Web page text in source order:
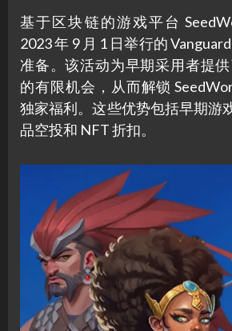
基于区块链的游戏平台
2023 年 9 月 1 日举行的
准备。该活动为早期采用者提
的有限机会，从而解锁
独家福利。这些优势包括早期游
品空投和 NFT 折扣。